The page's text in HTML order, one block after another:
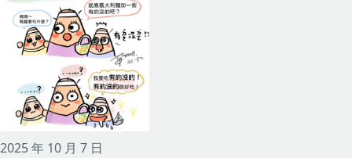
2025 年 10 月 7 日